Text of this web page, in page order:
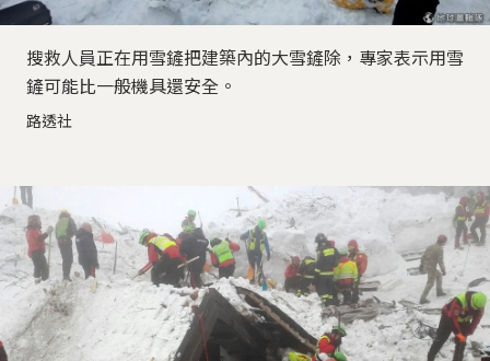
搜救人員正在用雪鏟把建築內的大雪鏟除，專家表示用雪
鏟可能比一般機具還安全。
路透社